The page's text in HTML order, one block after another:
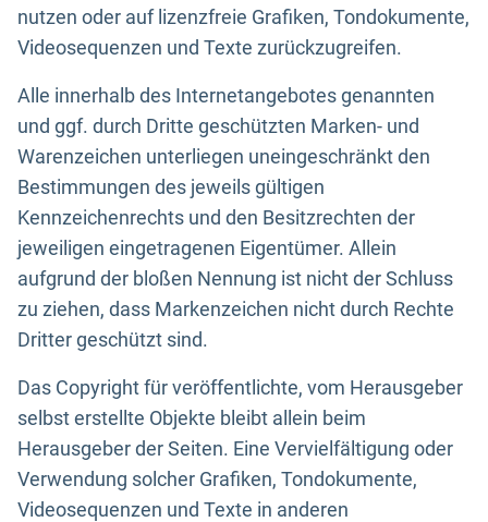
nutzen oder auf lizenzfreie Grafiken, Tondokumente,
Videosequenzen und Texte zurückzugreifen.
Alle innerhalb des Internetangebotes genannten
und ggf. durch Dritte geschützten Marken- und
Warenzeichen unterliegen uneingeschränkt den
Bestimmungen des jeweils gültigen
Kennzeichenrechts und den Besitzrechten der
jeweiligen eingetragenen Eigentümer. Allein
aufgrund der bloßen Nennung ist nicht der Schluss
zu ziehen, dass Markenzeichen nicht durch Rechte
Dritter geschützt sind.
Das Copyright für veröffentlichte, vom Herausgeber
selbst erstellte Objekte bleibt allein beim
Herausgeber der Seiten. Eine Vervielfältigung oder
Verwendung solcher Grafiken, Tondokumente,
Videosequenzen und Texte in anderen